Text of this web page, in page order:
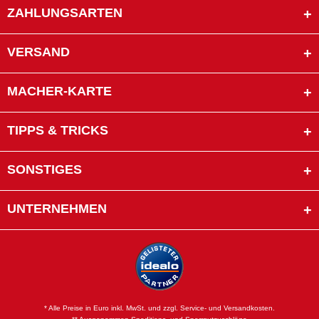
ZAHLUNGSARTEN
VERSAND
MACHER-KARTE
TIPPS & TRICKS
SONSTIGES
UNTERNEHMEN
* Alle Preise in Euro inkl. MwSt. und zzgl. Service- und Versandkosten.